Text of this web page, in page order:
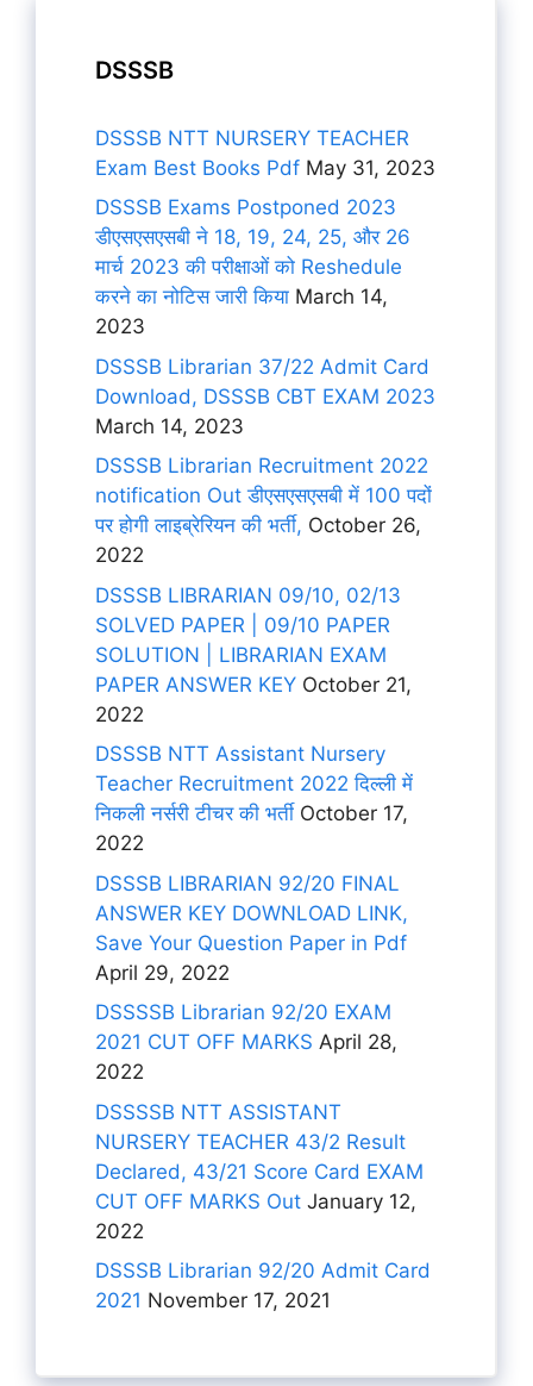
DSSSB
DSSSB NTT NURSERY TEACHER
Exam Best Books Pdf May 31, 2023
DSSSB Exams Postponed 2023
डीएसएसएसबी ने 18, 19, 24, 25, और 26
मार्च 2023 की परीक्षाओं को Reshedule
करने का नोटिस जारी किया March 14,
2023
DSSSB Librarian 37/22 Admit Card
Download, DSSSB CBT EXAM 2023
March 14, 2023
DSSSB Librarian Recruitment 2022
notification Out डीएसएसएसबी में 100 पदों
पर होगी लाइब्रेरियन की भर्ती, October 26,
2022
DSSSB LIBRARIAN 09/10, 02/13
SOLVED PAPER | 09/10 PAPER
SOLUTION | LIBRARIAN EXAM
PAPER ANSWER KEY October 21,
2022
DSSSB NTT Assistant Nursery
Teacher Recruitment 2022 दिल्ली में
निकली नर्सरी टीचर की भर्ती October 17,
2022
DSSSB LIBRARIAN 92/20 FINAL
ANSWER KEY DOWNLOAD LINK,
Save Your Question Paper in Pdf
April 29, 2022
DSSSSB Librarian 92/20 EXAM
2021 CUT OFF MARKS April 28,
2022
DSSSSB NTT ASSISTANT
NURSERY TEACHER 43/2 Result
Declared, 43/21 Score Card EXAM
CUT OFF MARKS Out January 12,
2022
DSSSB Librarian 92/20 Admit Card
2021 November 17, 2021